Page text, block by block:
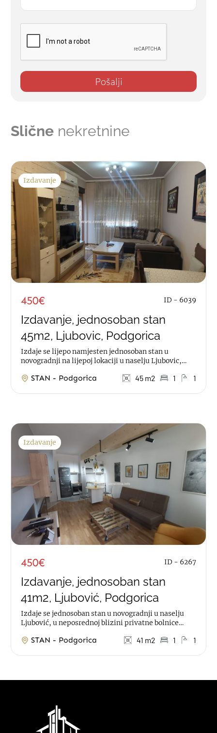
Pošalji
Slične nekretnine
Izdavanje
450€ ID - 6039
Izdavanje, jednosoban stan
45m2, Ljubovic, Podgorica
Izdaje se lijepo namjesten jednosoban stan u
novogradnji na lijepoj lokaciji u naselju Ljubovic,
STAN - Podgorica 45 m2 1 1
Izdavanje
450€ ID - 6267
Izdavanje, jednosoban stan
41m2, Ljubović, Podgorica
Izdaje se jednosoban stan u novogradnji u naselju
Ljubović, u neposrednoj blizini privatne bolnice
STAN - Podgorica 41 m2 1 1